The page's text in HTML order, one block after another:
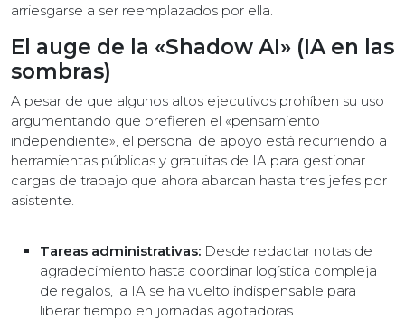
arriesgarse a ser reemplazados por ella.
El auge de la «Shadow AI» (IA en las
sombras)
A pesar de que algunos altos ejecutivos prohíben su uso
argumentando que prefieren el «pensamiento
independiente», el personal de apoyo está recurriendo a
herramientas públicas y gratuitas de IA para gestionar
cargas de trabajo que ahora abarcan hasta tres jefes por
asistente.
Tareas administrativas: Desde redactar notas de
agradecimiento hasta coordinar logística compleja
de regalos, la IA se ha vuelto indispensable para
liberar tiempo en jornadas agotadoras.